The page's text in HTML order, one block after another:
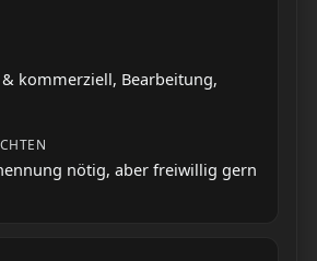
kommerziell, Bearbeitung,
nötig, aber freiwillig gern